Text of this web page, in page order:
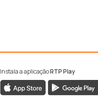
Instala a aplicaçãoRTP Play